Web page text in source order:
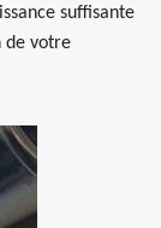
suffisante
de votre